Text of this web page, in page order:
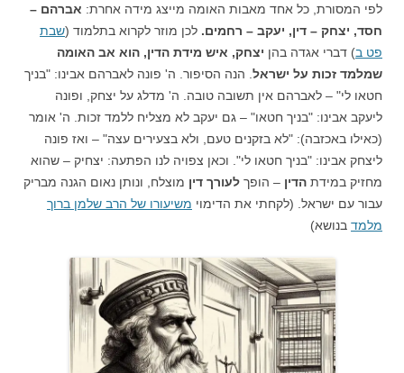
לפי המסורת, כל אחד מאבות האומה מייצג מידה אחרת: אברהם –
חסד, יצחק – דין, יעקב – רחמים. לכן מוזר לקרוא בתלמוד (שבת
פט ב) דברי אגדה בהן יצחק, איש מידת הדין, הוא אב האומה
שמלמד זכות על ישראל . הנה הסיפור. ה' פונה לאברהם אבינו: "בניך
חטאו לי" – לאברהם אין תשובה טובה. ה' מדלג על יצחק, ופונה
ליעקב אבינו: "בניך חטאו" – גם יעקב לא מצליח ללמד זכות. ה' אומר
(כאילו באכזבה): "לא בזקנים טעם, ולא בצעירים עצה" – ואז פונה
ליצחק אבינו: "בניך חטאו לי". וכאן צפויה לנו הפתעה: יצחיק – שהוא
מחזיק במידת הדין – הופך לעורך דין מוצלח, ונותן נאום הגנה מבריק
עבור עם ישראל. (לקחתי את הדימוי משיעורו של הרב שלמן ברוך
מלמד בנושא)